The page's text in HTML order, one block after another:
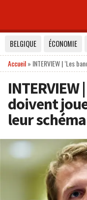
BELGIQUE ÉCONOMIE
Accueil» INTERVIEW | ‘Les
INTERVIEW
doivent
leur